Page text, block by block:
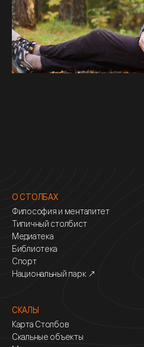
О СТОЛБАХ
Философия и менталитет
Типичный столбист
Медиатека
Библиотека
Спорт
Национальный парк ↗
СКАЛЫ
Карта Столбов
Скальные объекты